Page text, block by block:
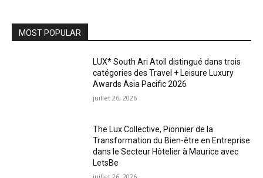
MOST POPULAR
LUX* South Ari Atoll distingué dans trois
catégories des Travel + Leisure Luxury
Awards Asia Pacific 2026
juillet 26, 2026
The Lux Collective, Pionnier de la
Transformation du Bien-être en Entreprise
dans le Secteur Hôtelier à Maurice avec
LetsBe